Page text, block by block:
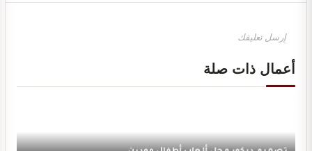
أعمال ذات صلة
تصميم ديكور محل ألعاب أطفال مودرن